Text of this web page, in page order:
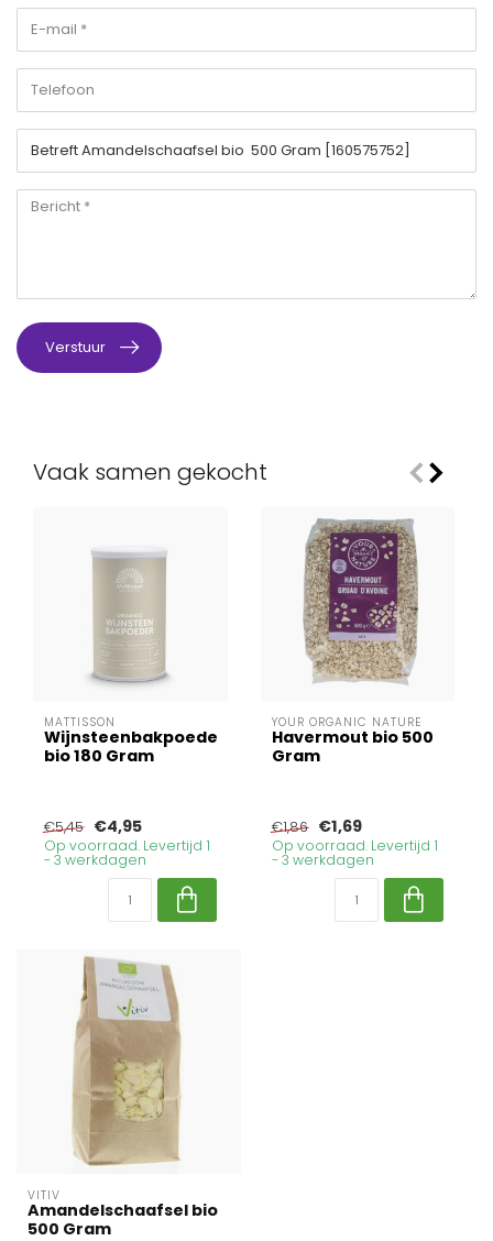
Verstuur
Vaak samen gekocht
MATTISSON
Wijnsteenbakpoeder
bio 180 Gram
€5,45 €4,95
Op voorraad. Levertijd 1
- 3 werkdagen
YOUR ORGANIC NATURE
Havermout bio 500
Gram
€1,86 €1,69
Op voorraad. Levertijd 1
- 3 werkdagen
VITIV
Amandelschaafsel bio
500 Gram